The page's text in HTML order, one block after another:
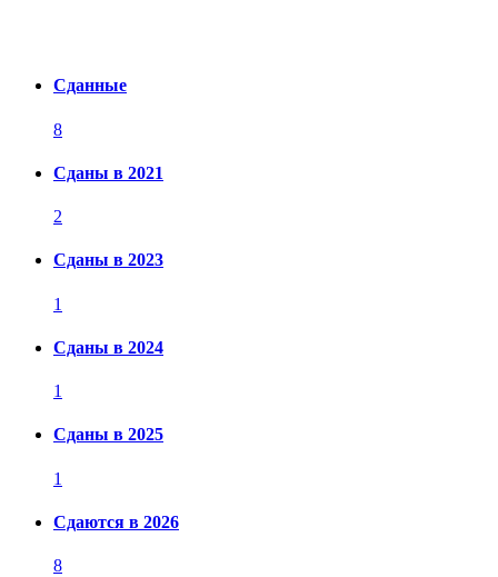
Сданные
8
Сданы в 2021
2
Сданы в 2023
1
Сданы в 2024
1
Сданы в 2025
1
Сдаются в 2026
8